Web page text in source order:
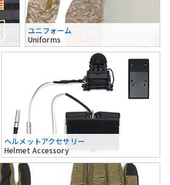
ユニフォーム
Uniforms
ヘルメットアクセサリー
Helmet Accessory